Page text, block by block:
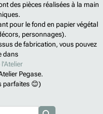
des pièces réalisées à la main
pour le fond en papier végétal
personnages).
de fabrication, vous pouvez
dans
Pegase.
parfaites 😊)